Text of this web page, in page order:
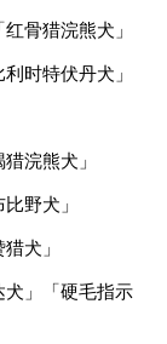
骨猎浣熊犬」
时特伏丹犬」
浣熊犬」
野犬」
犬」
犬」「硬毛指示